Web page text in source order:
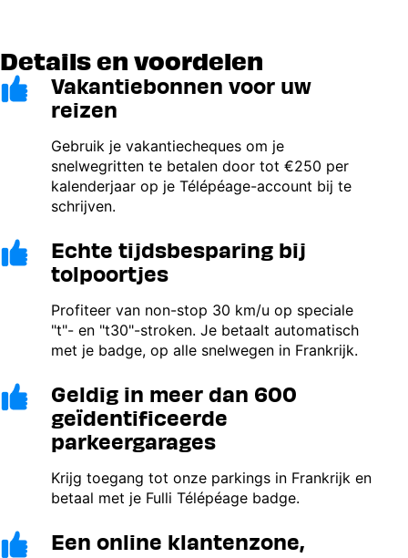
Details en voordelen
Image
Vakantiebonnen voor uw
reizen
Gebruik je vakantiecheques om je
snelwegritten te betalen door tot €250 per
kalenderjaar op je Télépéage-account bij te
schrijven.
Image
Echte tijdsbesparing bij
tolpoortjes
Profiteer van non-stop 30 km/u op speciale
"t"- en "t30"-stroken. Je betaalt automatisch
met je badge, op alle snelwegen in Frankrijk.
Image
Geldig in meer dan 600
geïdentificeerde
parkeergarages
Krijg toegang tot onze parkings in Frankrijk en
betaal met je Fulli Télépéage badge.
Image
Een online klantenzone,